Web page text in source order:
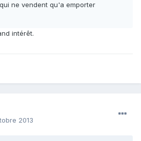
ne vendent qu'a emporter
intérêt.
2013